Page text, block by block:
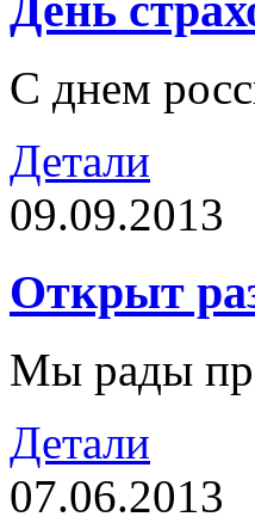
С днем
Детали
09.09.2013
Открыт
Мы рады
Детали
07.06.2013